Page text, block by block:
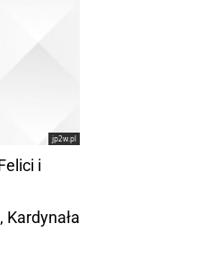
jp2w.pl
i